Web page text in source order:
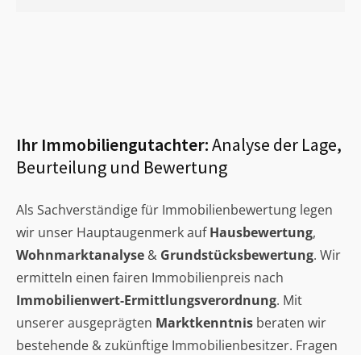
Ihr Immobiliengutachter:Analyse der Lage,
Beurteilung und Bewertung
Als Sachverständige für Immobilienbewertung legen
wir unser Hauptaugenmerk aufHausbewertung,
Wohnmarktanalyse & Grundstücksbewertung. Wir
ermitteln einen fairen Immobilienpreis nach
Immobilienwert-Ermittlungsverordnung. Mit
unserer ausgeprägten Marktkenntnis beraten wir
bestehende & zukünftige Immobilienbesitzer. Fragen